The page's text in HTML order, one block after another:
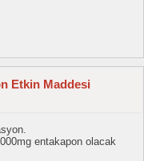
Etkin Maddesi
entakapon olacak